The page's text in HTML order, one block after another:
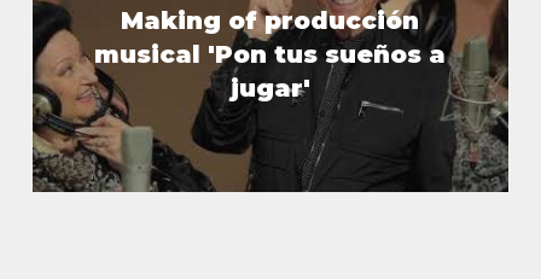
Making of producción
musical 'Pon tus sueños a
jugar'